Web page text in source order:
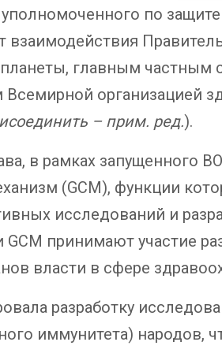
по
взаимодействия
главным
организацией
– прим. ред.).
в рамках запущенного
(GCM), функции
исследований и
GCM принимают
власти в сфере
разработку
иммунитета) народов,